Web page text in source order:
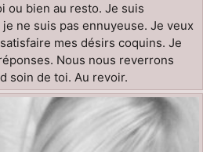
ou bien au resto. Je suis
ne suis pas ennuyeuse. Je veux
mes désirs coquins. Je
Nous nous reverrons
soin de toi. Au revoir.